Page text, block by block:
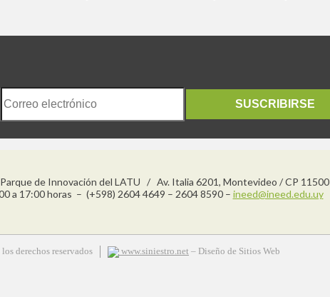
SUSCRIBIRSE
de Innovación del LATU / Av. Italia 6201, Montevideo / CP 11500
a 17:00 horas – (+598) 2604 4649 – 2604 8590 – ineed@ineed.edu.uy
derechos reservados www.siniestro.net – Diseño de Sitios Web